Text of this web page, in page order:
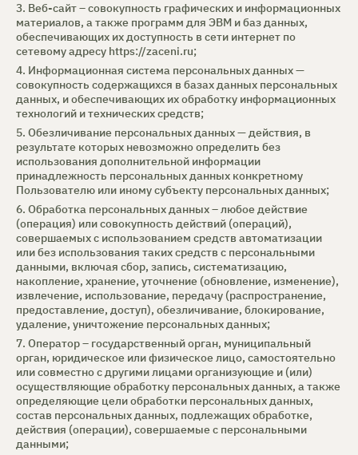
3. Веб-сайт – совокупность графических и информационных
материалов, а также программ для ЭВМ и баз данных,
обеспечивающих их доступность в сети интернет по
сетевому адресу https://zaceni.ru;
4. Информационная система персональных данных —
совокупность содержащихся в базах данных персональных
данных, и обеспечивающих их обработку информационных
технологий и технических средств;
5. Обезличивание персональных данных — действия, в
результате которых невозможно определить без
использования дополнительной информации
принадлежность персональных данных конкретному
Пользователю или иному субъекту персональных данных;
6. Обработка персональных данных – любое действие
(операция) или совокупность действий (операций),
совершаемых с использованием средств автоматизации
или без использования таких средств с персональными
данными, включая сбор, запись, систематизацию,
накопление, хранение, уточнение (обновление, изменение),
извлечение, использование, передачу (распространение,
предоставление, доступ), обезличивание, блокирование,
удаление, уничтожение персональных данных;
7. Оператор – государственный орган, муниципальный
орган, юридическое или физическое лицо, самостоятельно
или совместно с другими лицами организующие и (или)
осуществляющие обработку персональных данных, а также
определяющие цели обработки персональных данных,
состав персональных данных, подлежащих обработке,
действия (операции), совершаемые с персональными
данными;